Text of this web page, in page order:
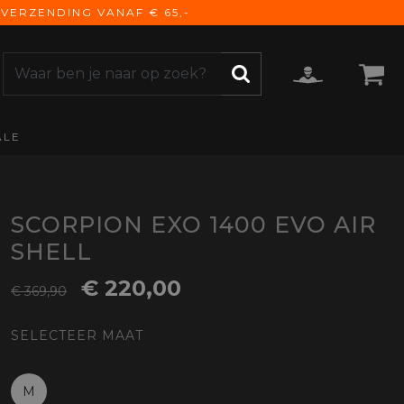
VANAF € 65,-
SCORPION EXO 1400 EVO AIR
SHELL
€ 369,90 € 220,00
SELECTEER MAAT
M